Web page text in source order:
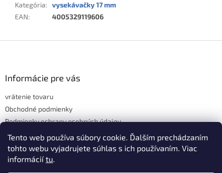
Tento web používa súbory cookie. Ďalším prechádzaním
tohto webu vyjadrujete súhlas s ich používaním. Viac
informáciítu.
Kategória: vysekávačky 17 mm
EAN: 4005329119606
Informácie pre vás
vrátenie tovaru
Obchodné podmienky
Podmienky ochrany osobných údajov
Hodnotenie obchodu